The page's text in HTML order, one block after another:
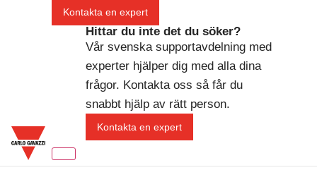
Kontakta en expert
Hittar du inte det du söker?
Vår svenska supportavdelning med
experter hjälper dig med alla dina
frågor. Kontakta oss så får du
snabbt hjälp av rätt person.
Kontakta en expert